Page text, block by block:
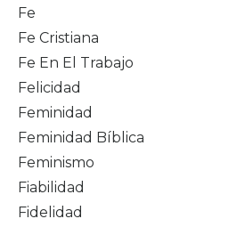
Fe
Fe Cristiana
Fe En El Trabajo
Felicidad
Feminidad
Feminidad Bíblica
Feminismo
Fiabilidad
Fidelidad